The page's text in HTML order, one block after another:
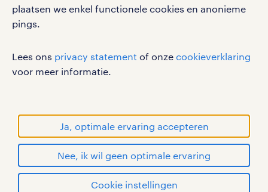
plaatsen we enkel functionele cookies en anonieme
pings.
Lees ons privacy statement of onze cookieverklaring
voor meer informatie.
Ja, optimale ervaring accepteren
Nee, ik wil geen optimale ervaring
Cookie instellingen
solliciteren
Volg ons voor de leukste content omtrent
vacatures, solliciteren en inspiratie.
privacystatement
cookies
disclaimer